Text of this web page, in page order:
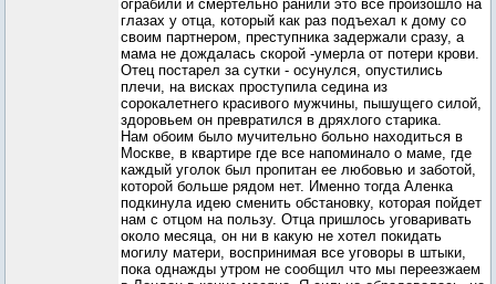
ограбили и смертельно ранили это все произошло на
глазах у отца, который как раз подъехал к дому со
своим партнером, преступника задержали сразу, а
мама не дождалась скорой -умерла от потери крови.
Отец постарел за сутки - осунулся, опустились
плечи, на висках проступила седина из
сорокалетнего красивого мужчины, пышущего силой,
здоровьем он превратился в дряхлого старика.
Нам обоим было мучительно больно находиться в
Москве, в квартире где все напоминало о маме, где
каждый уголок был пропитан ее любовью и заботой,
которой больше рядом нет. Именно тогда Аленка
подкинула идею сменить обстановку, которая пойдет
нам с отцом на пользу. Отца пришлось уговаривать
около месяца, он ни в какую не хотел покидать
могилу матери, воспринимая все уговоры в штыки,
пока однажды утром не сообщил что мы переезжаем